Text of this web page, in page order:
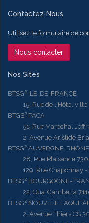
Contactez-Nous
Utilisez le formulaire de
Nous contacter
Nos Sites
BTSG² ILE-DE-FRANCE
15, Rue de l'Hôtel ville
BTGS² PACA
51, Rue Maréchal
2, Avenue Aristide
BTSG² AUVERGNE-
28, Rue Plaisance
129, Rue Chaponnay -
BTSG² BOURGOGNE-
22, Quai Gambetta
BTSG² NOUVELLE
2, Avenue Thiers CS